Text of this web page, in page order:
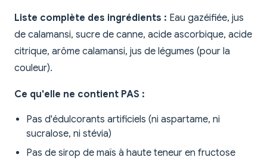
Liste complète des ingrédients : Eau gazéifiée, jus
de calamansi, sucre de canne, acide ascorbique, acide
citrique, arôme calamansi, jus de légumes (pour la
couleur).
Ce qu'elle ne contient PAS :
Pas d'édulcorants artificiels (ni aspartame, ni
sucralose, ni stévia)
Pas de sirop de maïs à haute teneur en fructose